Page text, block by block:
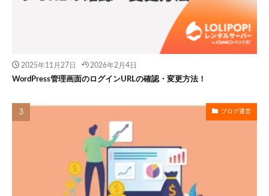
2025年11月27日 2026年2月4日
WordPress管理画面のログインURLの確認・変更方法！
ブログ運営